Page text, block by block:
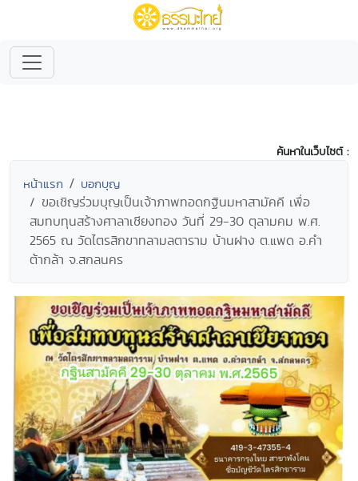
ค้นหาในเว็บไซต์ :
หน้าแรก บอกบุญ
ขอเชิญร่วมบุญเป็นเจ้าภาพทอดกฐินมหาสามัคคี เพื่อ
สมทบทุนสร้างศาลาเชียงทอง วันที่ 29-30 ตุลามคม พ.ศ.
2565 ณ วัดไตรสิกขาทลามลตาราม บ้านฝาง ต.แพด อ.คำ
ต้ากล้า จ.สกลนคร